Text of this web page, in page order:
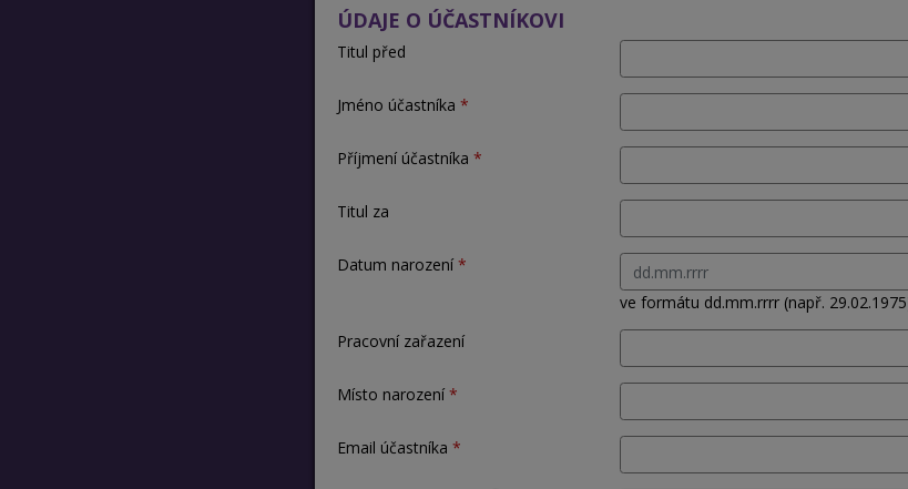
ÚDAJE O ÚČASTNÍKOVI
Titul před
Jméno účastníka
Příjmení účastníka
Titul za
Datum narození
ve formátu dd.mm.rrrr (např.
Pracovní zařazení
Místo narození
Email účastníka